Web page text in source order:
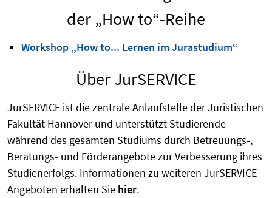
der „How to“-Reihe
Workshop „How to... Lernen im Jurastudium“
Über JurSERVICE
JurSERVICE ist die zentrale Anlaufstelle der Juristischen
Fakultät Hannover und unterstützt Studierende
während des gesamten Studiums durch Betreuungs-,
Beratungs- und Förderangebote zur Verbesserung ihres
Studienerfolgs. Informationen zu weiteren JurSERVICE-
Angeboten erhalten Sie hier.